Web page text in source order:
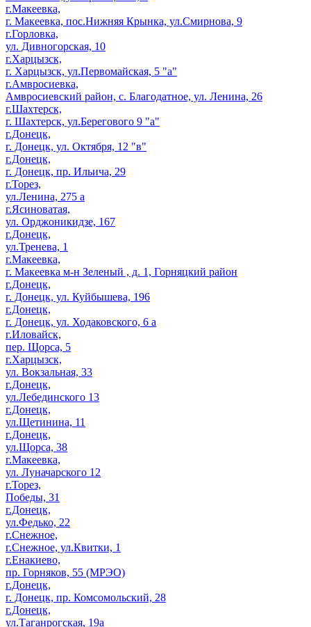
г.Макеевка,
г. Макеевка, пос.Нижняя Крынка, ул.Смирнова, 9
г.Горловка,
ул. Дивногорская, 10
г.Харцызск,
г. Харцызск, ул.Первомайская, 5 "а"
г.Амвросиевка,
Амвросиевский район, с. Благодатное, ул. Ленина, 26
г.Шахтерск,
г. Шахтерск, ул.Берегового 9 "а"
г.Донецк,
г. Донецк, ул. Октября, 12 "в"
г.Донецк,
г. Донецк, пр. Ильича, 29
г.Торез,
ул.Ленина, 275 а
г.Ясиноватая,
ул. Орджоникидзе, 167
г.Донецк,
ул.Тренева, 1
г.Макеевка,
г. Макеевка м-н Зеленый , д. 1, Горняцкий район
г.Донецк,
г. Донецк, ул. Куйбышева, 196
г.Донецк,
г. Донецк, ул. Ходаковского, 6 а
г.Иловайск,
пер. Щорса, 5
г.Харцызск,
ул. Вокзальная, 33
г.Донецк,
ул.Лебединского 13
г.Донецк,
ул.Щетинина, 11
г.Донецк,
ул.Щорса, 38
г.Макеевка,
ул. Луначарского 12
г.Торез,
Победы, 31
г.Донецк,
ул.Федько, 22
г.Снежное,
г.Снежное, ул.Квитки, 1
г.Енакиево,
пр. Горняков, 55 (МРЭО)
г.Донецк,
г. Донецк, пр. Комсомольский, 28
г.Донецк,
ул.Таганрогская, 19а